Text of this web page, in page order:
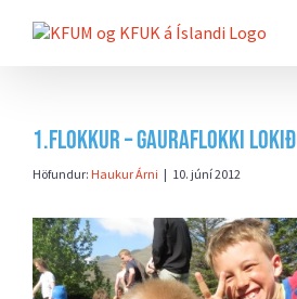
beint
1.flokkur – Gauraflokki lokið
Höfundur: Haukur Árni | 10. júní 2012